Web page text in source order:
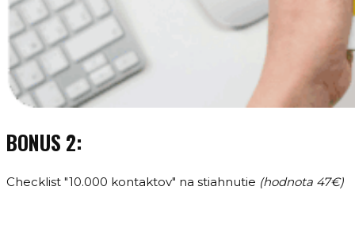
BONUS 2:
Checklist "10.000 kontaktov" na stiahnutie (hodnota 47€)